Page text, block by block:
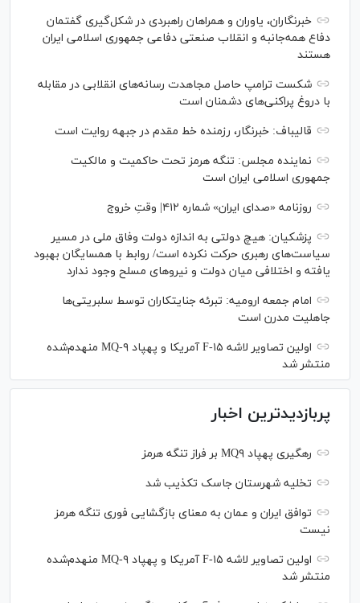
خبرنگاران، یاوران و همراهان راهبردی در شکل‌گیری گفتمان
دفاع همه‌جانبه و انقلاب صنعتی دفاعی جمهوری اسلامی ایران
هستند
شکست ترامپ حاصل مجاهدت رسانه‌های انقلابی در مقابله
با دروغ پراکنی‌های دشمنان است
قالیباف: خبرنگار، رزمنده خط مقدم در جبهه روایت است
نماینده مجلس: تنگه هرمز تحت حاکمیت و مالکیت
جمهوری اسلامی ایران است
روزنامه «صدای ایران» شماره ۴۱۲| وقتِ خروج
پزشکیان: هیچ دولتی به اندازه دولت وفاق ملی در مسیر
سیاست‌های رهبری حرکت نکرده است/ روابط با همسایگان بهبود
یافته و اختلافی میان دولت و نیروهای مسلح وجود ندارد
امام جمعه ارومیه: تبرئه جنایتکاران توسط سلبریتی‌ها
جاهلیت مدرن است
اولین تصاویر لاشه F-۱۵ آمریکا و پهپاد MQ-۹ منهدم‌شده
منتشر شد
پربازدیدترین اخبار
رهگیری پهپاد MQ۹ بر فراز تنگه هرمز
تخلیه شهرستان جاسک تکذیب شد
توافق ایران و عمان به معنای بازگشایی فوری تنگه هرمز
نیست
اولین تصاویر لاشه F-۱۵ آمریکا و پهپاد MQ-۹ منهدم‌شده
منتشر شد